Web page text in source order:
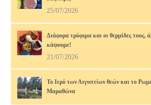
25/07/2026
Διάφορα τρόφιμα και οι θερμίδες τους,
κάψουμε!
21/07/2026
Το Ιερό των Αιγυπτίων θεών και το
Μαραθώνα
17/07/2026